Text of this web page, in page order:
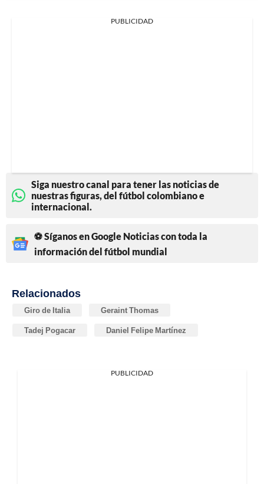
PUBLICIDAD
Siga nuestro canal para tener las noticias de
nuestras figuras, del fútbol colombiano e
internacional.
⚽ Síganos en Google Noticias con toda la
información del fútbol mundial
Relacionados
Giro de Italia Geraint Thomas
Tadej Pogacar Daniel Felipe Martínez
PUBLICIDAD